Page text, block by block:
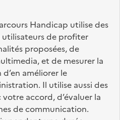
Handicap utilise des
de profiter
proposées, de
et de mesurer la
améliorer le
Il utilise aussi des
accord, d’évaluer la
de communication.
legifrance.gouv.fr